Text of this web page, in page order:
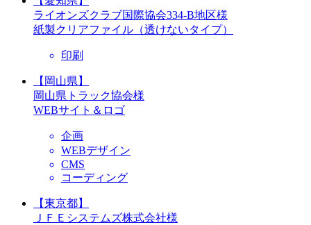
ライオンズクラブ国際協会334-B地区様
紙製クリアファイル（透けないタイプ）
印刷
【岡山県】
岡山県トラック協会様
WEBサイト＆ロゴ
企画
WEBデザイン
CMS
コーディング
【東京都】
ＪＦＥシステムズ株式会社様